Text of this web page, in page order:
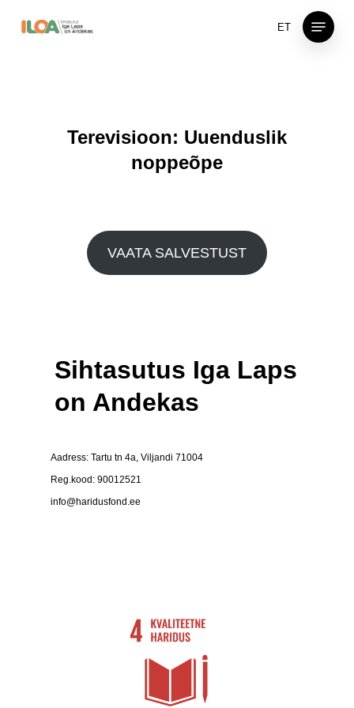
ET
Menu
Terevisioon: Uuenduslik
noppeõpe
VAATA SALVESTUST
Sihtasutus Iga Laps
on Andekas
Aadress: Tartu tn 4a, Viljandi 71004
Reg.kood: 90012521
info@haridusfond.ee